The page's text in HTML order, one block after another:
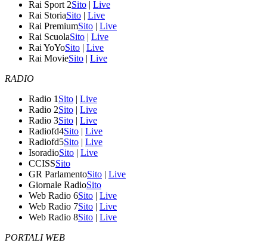
Rai Sport 2Sito | Live
Rai StoriaSito | Live
Rai PremiumSito | Live
Rai ScuolaSito | Live
Rai YoYoSito | Live
Rai MovieSito | Live
RADIO
Radio 1 Sito | Live
Radio 2Sito | Live
Radio 3Sito | Live
Radiofd4Sito | Live
Radiofd5Sito | Live
IsoradioSito | Live
CCISSSito
GR ParlamentoSito | Live
Giornale RadioSito
Web Radio 6Sito | Live
Web Radio 7Sito | Live
Web Radio 8Sito | Live
PORTALI WEB